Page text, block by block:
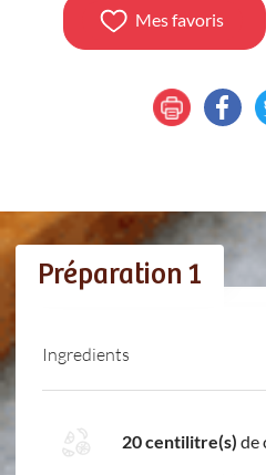
Mes favoris
Préparation 1
Ingredients
20 centilitre(s) de